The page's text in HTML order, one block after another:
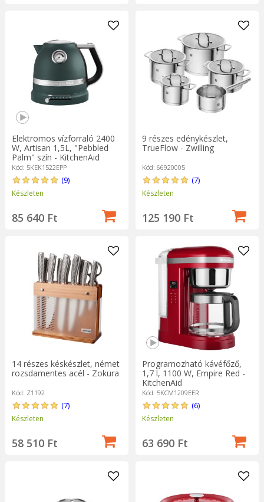
Elektromos vízforraló 2400
W, Artisan 1,5L, "Pebbled
Palm" szín - KitchenAid
márka
Kód: 5KEK1522EPP
(9)
Készleten
85 640 Ft
9 részes edénykészlet,
TrueFlow - Zwilling
Kód: 66920005
(7)
Készleten
125 190 Ft
14 részes késkészlet, német
rozsdamentes acél - Zokura
Kód: Z1192
(7)
Készleten
58 510 Ft
Programozható kávéfőző,
1,7 l, 1100 W, Empire Red -
KitchenAid
Kód: 5KCM1209EER
(6)
Készleten
63 690 Ft